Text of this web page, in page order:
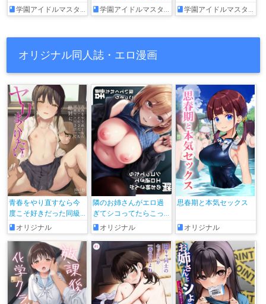
学園アイドルマスター
る!!学園アイドルマスター 学園アイドルマスター
オリジナル同人誌・エロ漫画
青春をやり直すなら今
度こそ好きだった同級
生と付き合って絶対ヤ
リまくりたい。
オリジナル
隣のお姉さんがエロ過
ぎてシコってたらこっ
そり抜いてくれた話
オリジナル
思春期と本気セックス
オリジナル